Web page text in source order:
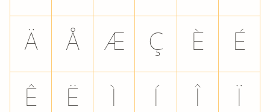
Ä Å Æ Ç È É
Ê Ë Ì Í Î Ï